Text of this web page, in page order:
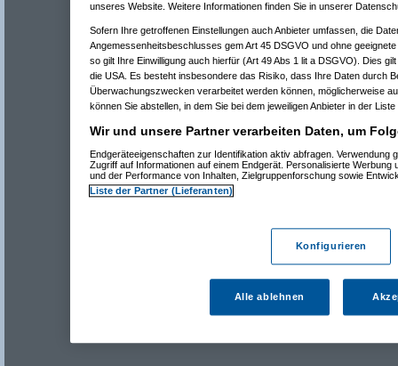
unseres Website. Weitere Informationen finden Sie in unserer
Sofern Ihre getroffenen Einstellungen auch Anbieter umfassen, die
Angemessenheitsbeschlusses gem Art 45 DSGVO und ohne
so gilt Ihre Einwilligung auch hierfür (Art 49 Abs 1 lit a DSGVO). Dies
die USA. Es besteht insbesondere das Risiko, dass Ihre Daten durch
Überwachungszwecken verarbeitet werden können, möglicherweise
können Sie abstellen, in dem Sie bei dem jeweiligen Anbieter in der
Wir und unsere Partner verarbeiten Daten, um
Endgeräteeigenschaften zur Identifikation aktiv abfragen. Verwendung
Zugriff auf Informationen auf einem Endgerät. Personalisierte Werbung
und der Performance von Inhalten, Zielgruppenforschung sowie
Liste der Partner (Lieferanten)
Konfigurieren
Alle ablehnen